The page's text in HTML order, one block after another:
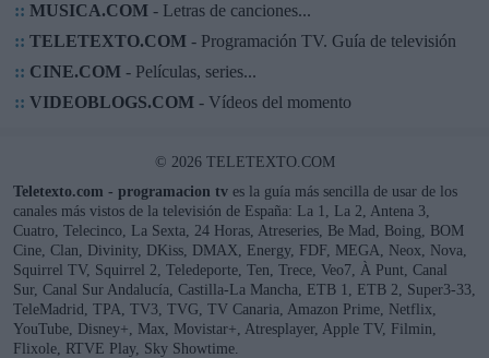
:: MUSICA.COM- Letras de canciones...
:: TELETEXTO.COM- Programación TV. Guía de televisión
:: CINE.COM- Películas, series...
:: VIDEOBLOGS.COM- Vídeos del momento
© 2026 TELETEXTO.COM
Teletexto.com - programacion tv es la guía más sencilla de usar de los
canales más vistos de la televisión de España: La 1, La 2, Antena 3,
Cuatro, Telecinco, La Sexta, 24 Horas, Atreseries, Be Mad, Boing, BOM
Cine, Clan, Divinity, DKiss, DMAX, Energy, FDF, MEGA, Neox, Nova,
Squirrel TV, Squirrel 2, Teledeporte, Ten, Trece, Veo7, À Punt, Canal
Sur, Canal Sur Andalucía, Castilla-La Mancha, ETB 1, ETB 2, Super3-33,
TeleMadrid, TPA, TV3, TVG, TV Canaria, Amazon Prime, Netflix,
YouTube, Disney+, Max, Movistar+, Atresplayer, Apple TV, Filmin,
Flixole, RTVE Play, Sky Showtime.